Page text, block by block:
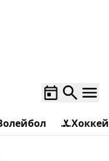
Хоккей